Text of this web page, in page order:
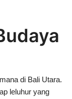
di Bali Utara.
leluhur yang